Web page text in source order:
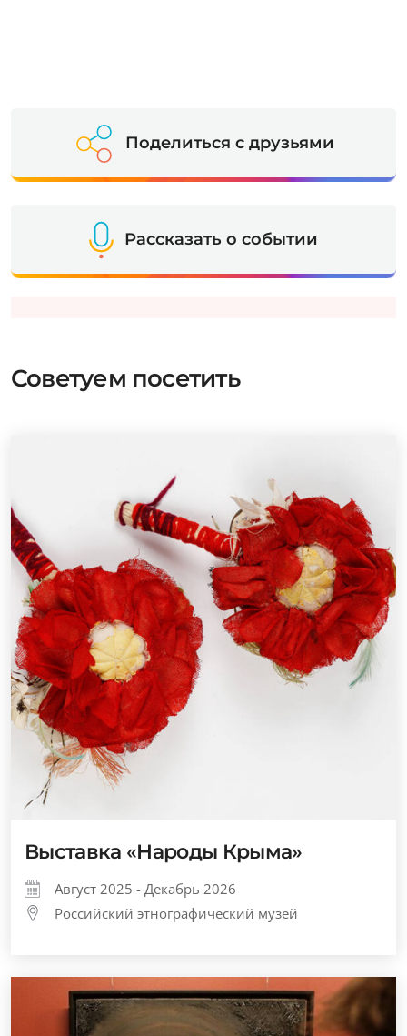
Поделиться с друзьями
Рассказать о событии
Советуем посетить
Выставка «Народы Крыма»
Август 2025 - Декабрь 2026
Российский этнографический музей